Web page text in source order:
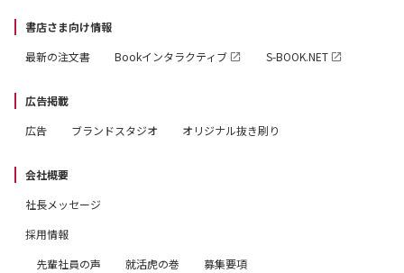
書店さま向け情報
最新の注文書
Bookインタラクティブ S-BOOK.NET
広告掲載
広告
ブランドスタジオ オリジナル抜き刷り
会社概要
社長メッセージ
採用情報
先輩社員の声
就活虎の巻
募集要項